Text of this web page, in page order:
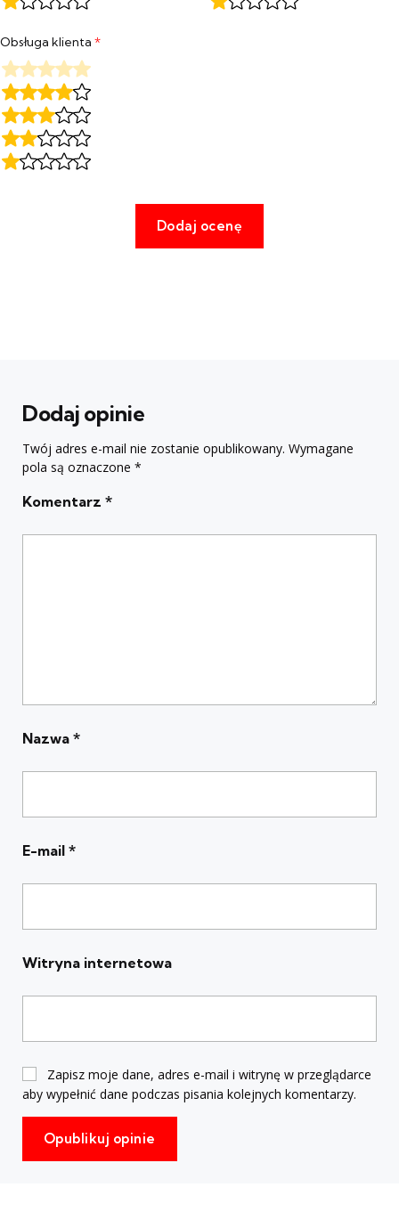
Obsługa klienta *
Dodaj opinie
Twój adres e-mail nie zostanie opublikowany. Wymagane
pola są oznaczone *
Komentarz *
Nazwa *
E-mail *
Witryna internetowa
Zapisz moje dane, adres e-mail i witrynę w przeglądarce
aby wypełnić dane podczas pisania kolejnych komentarzy.